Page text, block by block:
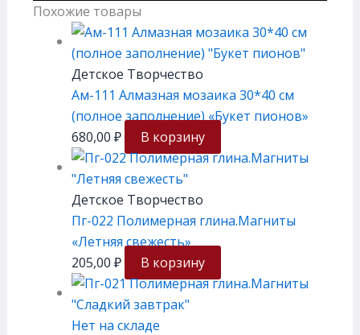
Похожие товары
Детское Творчество
Ам-111 Алмазная мозаика 30*40 см
(полное заполнение) «Букет пионов»
680,00 ₽ В корзину
Детское Творчество
Пг-022 Полимерная глина.Магниты
«Летняя свежесть»
205,00 ₽ В корзину
Нет на складе